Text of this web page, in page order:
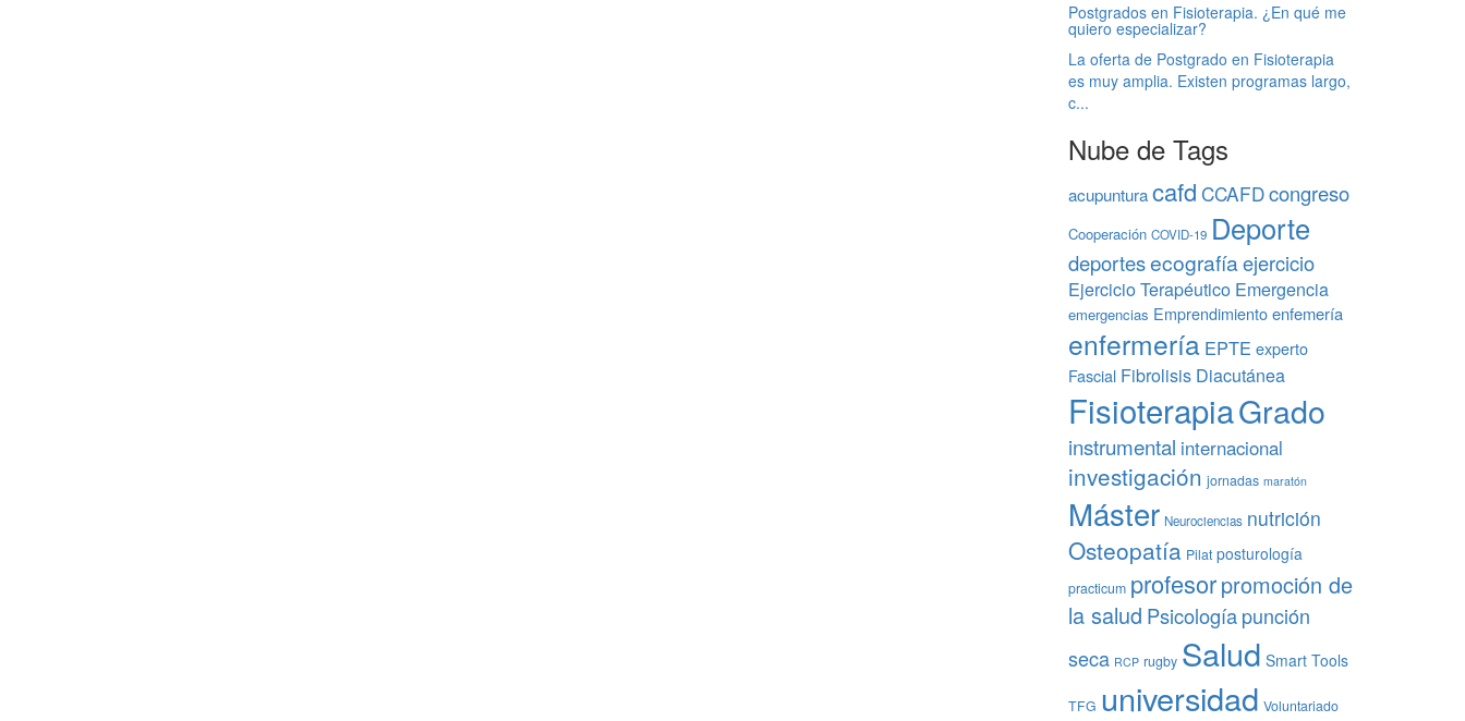
Postgrados en Fisioterapia. ¿En qué me
quiero especializar?
La oferta de Postgrado en Fisioterapia
es muy amplia. Existen programas largo,
c...
Nube de Tags
acupuntura cafd CCAFDcongreso
Cooperación COVID-19 Deporte
deportesecografíaejercicio
Ejercicio Terapéutico Emergencia
emergencias Emprendimiento enfemería
enfermería EPTE experto
Fascial Fibrolisis Diacutánea
FisioterapiaGrado
instrumental internacional
investigación jornadas maratón
Máster Neurociencias nutrición
Osteopatía Pilat posturología
practicum profesorpromoción de
la salud Psicología punción
seca RCP rugby Salud Smart Tools
TFG universidad Voluntariado